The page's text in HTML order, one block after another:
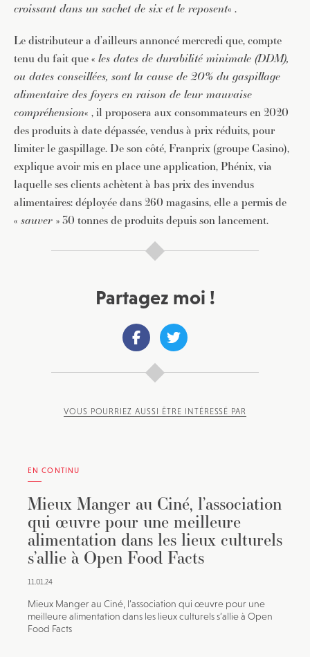
croissant dans un sachet de six et le reposent« .
Le distributeur a d’ailleurs annoncé mercredi que, compte
tenu du fait que « les dates de durabilité minimale (DDM),
ou dates conseillées, sont la cause de 20% du gaspillage
alimentaire des foyers en raison de leur mauvaise
compréhension« , il proposera aux consommateurs en 2020
des produits à date dépassée, vendus à prix réduits, pour
limiter le gaspillage. De son côté, Franprix (groupe Casino),
explique avoir mis en place une application, Phénix, via
laquelle ses clients achètent à bas prix des invendus
alimentaires: déployée dans 260 magasins, elle a permis de
« sauver » 30 tonnes de produits depuis son lancement.
Partagez moi !
VOUS POURRIEZ AUSSI ÊTRE INTÉRESSÉ PAR
EN CONTINU
Mieux Manger au Ciné, l’association
qui œuvre pour une meilleure
alimentation dans les lieux culturels
s’allie à Open Food Facts
11.01.24
Mieux Manger au Ciné, l’association qui œuvre pour une
meilleure alimentation dans les lieux culturels s’allie à Open
Food Facts
Pour recevoir toutes les deux semaines notre lettre